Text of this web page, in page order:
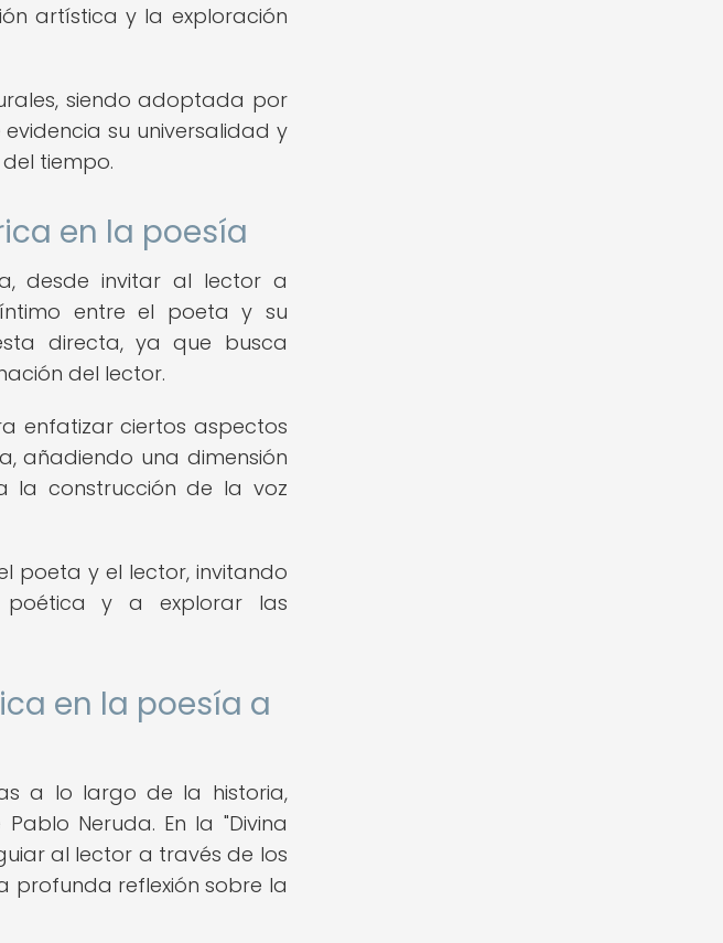
artística y la exploración
siendo adoptada por
su universalidad y
tiempo.
en la poesía
desde invitar al lector a
entre el poeta y su
directa, ya que busca
del lector.
enfatizar ciertos aspectos
añadiendo una dimensión
la construcción de la voz
poeta y el lector, invitando
y a explorar las
en la poesía a
a lo largo de la historia,
Neruda. En la "Divina
al lector a través de los
profunda reflexión sobre la